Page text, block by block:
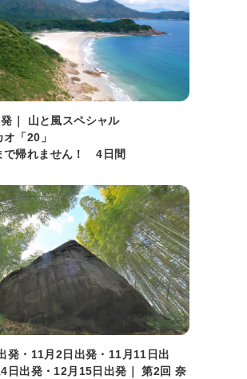
｜ 山と風スペシャル
「20」
で帰れません！ 4日間
発・11月2日出発・11月11日出
日出発・12月15日出発｜ 第2回 奈